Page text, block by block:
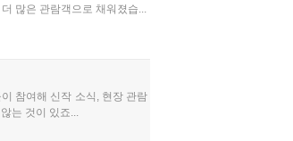
많은 관람객으로 채워졌습...
참여해 신작 소식, 현장 관람
는 것이 있죠...